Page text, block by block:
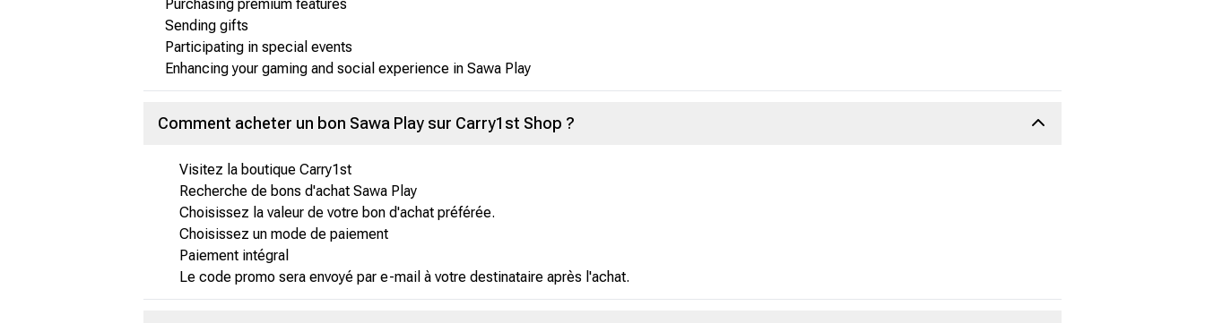
Purchasing premium features
Sending gifts
Participating in special events
Enhancing your gaming and social experience in Sawa Play
Comment acheter un bon Sawa Play sur Carry1st Shop ?
Visitez la boutique Carry1st
Recherche de bons d'achat Sawa Play
Choisissez la valeur de votre bon d'achat préférée.
Choisissez un mode de paiement
Paiement intégral
Le code promo sera envoyé par e-mail à votre destinataire après l'achat.